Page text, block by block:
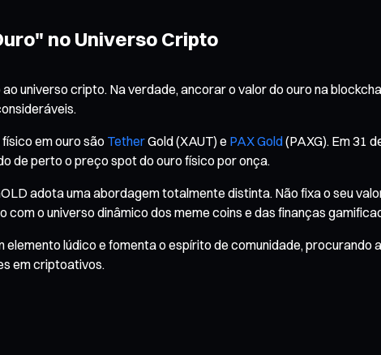
no Universo Cripto
universo cripto. Na verdade, ancorar o valor do ouro na
em ouro são TetherGold (XAUT) e PAX Gold(PAXG). Em 31
de perto o preço spot do ouro físico por onça.
adota uma abordagem totalmente distinta. Não fixa o seu
o universo dinâmico dos meme coins e das finanças
lúdico e fomenta o espírito de comunidade, procurando
em criptoativos.